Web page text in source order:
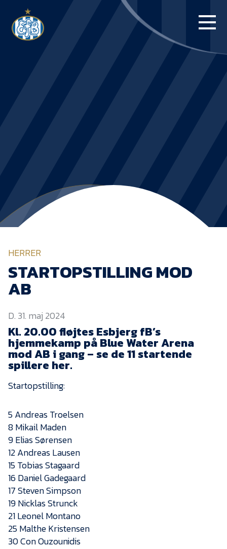
BLUE WATER
NYHEDER
EfB Akademi
Sydvestjysk Fodbold
Samarbejde
Partnere
Blue Water Arena
Kontakt
Job i EfB
Presse
HERRER
STARTOPSTILLING MOD
AB
D. 31. maj 2024
Kl. 20.00 fløjtes Esbjerg fB’s
hjemmekamp på Blue Water Arena
mod AB i gang – se de 11 startende
spillere her.
Startopstilling:
5 Andreas Troelsen
8 Mikail Maden
9 Elias Sørensen
12 Andreas Lausen
15 Tobias Stagaard
16 Daniel Gadegaard
17 Steven Simpson
19 Nicklas Strunck
21 Leonel Montano
25 Malthe Kristensen
30 Con Ouzounidis